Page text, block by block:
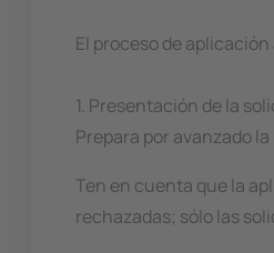
El proceso de
1. Presentación de la
Prepara por avanzado
Ten en cuenta que la
rechazadas; sólo las